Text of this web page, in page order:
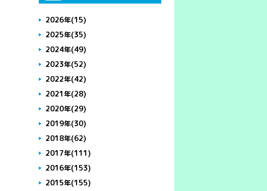
2026年(15)
2025年(35)
2024年(49)
2023年(52)
2022年(42)
2021年(28)
2020年(29)
2019年(30)
2018年(62)
2017年(111)
2016年(153)
2015年(155)